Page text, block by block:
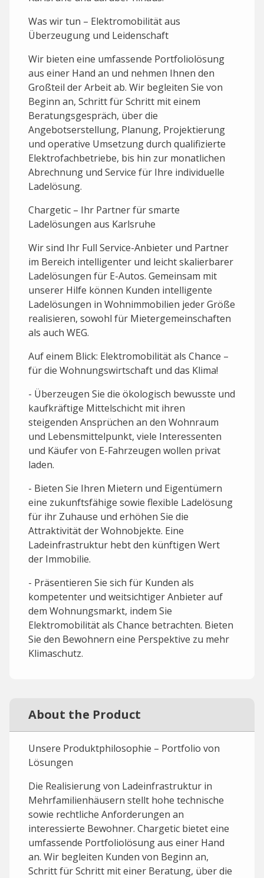
Was wir tun – Elektromobilität aus
Überzeugung und Leidenschaft
Wir bieten eine umfassende Portfoliolösung
aus einer Hand an und nehmen Ihnen den
Großteil der Arbeit ab. Wir begleiten Sie von
Beginn an, Schritt für Schritt mit einem
Beratungsgespräch, über die
Angebotserstellung, Planung, Projektierung
und operative Umsetzung durch qualifizierte
Elektrofachbetriebe, bis hin zur monatlichen
Abrechnung und Service für Ihre individuelle
Ladelösung.
Chargetic – Ihr Partner für smarte
Ladelösungen aus Karlsruhe
Wir sind Ihr Full Service-Anbieter und Partner
im Bereich intelligenter und leicht skalierbarer
Ladelösungen für E-Autos. Gemeinsam mit
unserer Hilfe können Kunden intelligente
Ladelösungen in Wohnimmobilien jeder Größe
realisieren, sowohl für Mietergemeinschaften
als auch WEG.
Auf einem Blick: Elektromobilität als Chance –
für die Wohnungswirtschaft und das Klima!
- Überzeugen Sie die ökologisch bewusste und
kaufkräftige Mittelschicht mit ihren
steigenden Ansprüchen an den Wohnraum
und Lebensmittelpunkt, viele Interessenten
und Käufer von E-Fahrzeugen wollen privat
laden.
- Bieten Sie Ihren Mietern und Eigentümern
eine zukunftsfähige sowie flexible Ladelösung
für ihr Zuhause und erhöhen Sie die
Attraktivität der Wohnobjekte. Eine
Ladeinfrastruktur hebt den künftigen Wert
der Immobilie.
- Präsentieren Sie sich für Kunden als
kompetenter und weitsichtiger Anbieter auf
dem Wohnungsmarkt, indem Sie
Elektromobilität als Chance betrachten. Bieten
Sie den Bewohnern eine Perspektive zu mehr
Klimaschutz.
About the Product
Unsere Produktphilosophie – Portfolio von
Lösungen
Die Realisierung von Ladeinfrastruktur in
Mehrfamilienhäusern stellt hohe technische
sowie rechtliche Anforderungen an
interessierte Bewohner. Chargetic bietet eine
umfassende Portfoliolösung aus einer Hand
an. Wir begleiten Kunden von Beginn an,
Schritt für Schritt mit einer Beratung, über die